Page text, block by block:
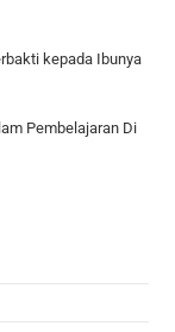
kepada Ibunya
Pembelajaran Di